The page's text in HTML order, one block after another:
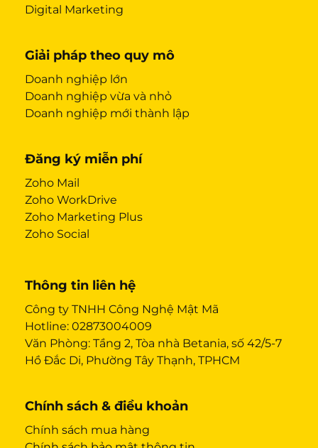
Digital Marketing
Giải pháp theo quy mô
Doanh nghiệp lớn
Doanh nghiệp vừa và nhỏ
Doanh nghiệp mới thành lập
Đăng ký miễn phí
Zoho Mail
Zoho WorkDrive
Zoho Marketing Plus
Zoho Social
Thông tin liên hệ
Công ty TNHH Công Nghệ Mật Mã
Hotline: 02873004009
Văn Phòng: Tầng 2, Tòa nhà Betania, số 42/5-7
Hồ Đắc Di, Phường Tây Thạnh, TPHCM
Chính sách & điều khoản
Chính sách mua hàng